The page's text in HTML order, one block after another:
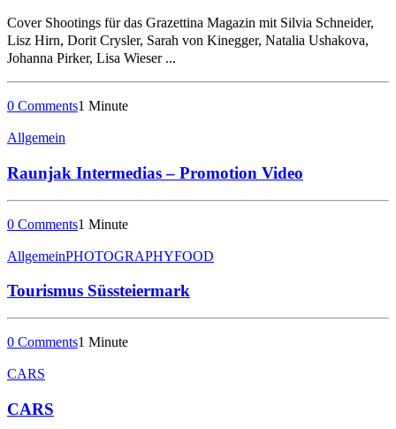
Cover Shootings für das Grazettina Magazin mit Silvia Schneider,
Lisz Hirn, Dorit Crysler, Sarah von Kinegger, Natalia Ushakova,
Johanna Pirker, Lisa Wieser ...
0 Comments1 Minute
Allgemein
Raunjak Intermedias – Promotion Video
0 Comments1 Minute
AllgemeinPHOTOGRAPHYFOOD
Tourismus Süssteiermark
0 Comments1 Minute
CARS
CARS